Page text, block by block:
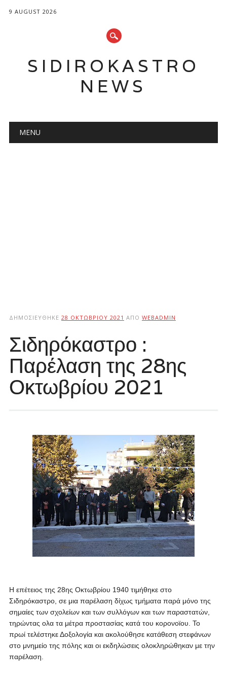
9 AUGUST 2026
SIDIROKASTRO
NEWS
Main menu
MENU
ΔΗΜΟΣΙΕΎΘΗΚΕ 28 ΟΚΤΩΒΡΊΟΥ 2021 ΑΠΌ WEBADMIN
Σιδηρόκαστρο :
Παρέλαση της 28ης
Οκτωβρίου 2021
Η επέτειος της 28ης Οκτωβρίου 1940τιμήθηκε στο
Σιδηρόκαστρο, σε μια παρέλαση δίχως τμήματα παρά μόνο της
σημαίες των σχολείων και των συλλόγων και των παραστατών,
τηρώντας ολα τα μέτρα προστασίας κατά του κορονοϊου. Το
πρωί τελέστηκε Δοξολογία και ακολούθησε κατάθεση στεφάνων
στο μνημείο της πόλης και οι εκδηλώσεις ολοκληρώθηκαν με την
παρέλαση.